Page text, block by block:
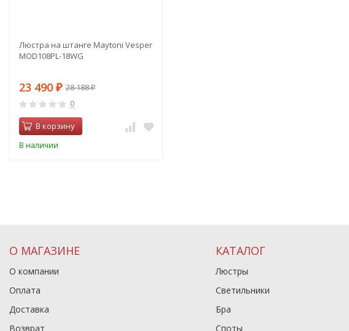
Люстра на штанге Maytoni Vesper
MOD108PL-18WG
23 490 ₽ 28 188₽
0
В корзину
В наличии
О МАГАЗИНЕ
О компании
Оплата
Доставка
Возврат
КАТАЛОГ
Люстры
Светильники
Бра
Споты